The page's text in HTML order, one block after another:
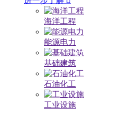
海洋工程
能源电力
基础建筑
石油化工
工业设施